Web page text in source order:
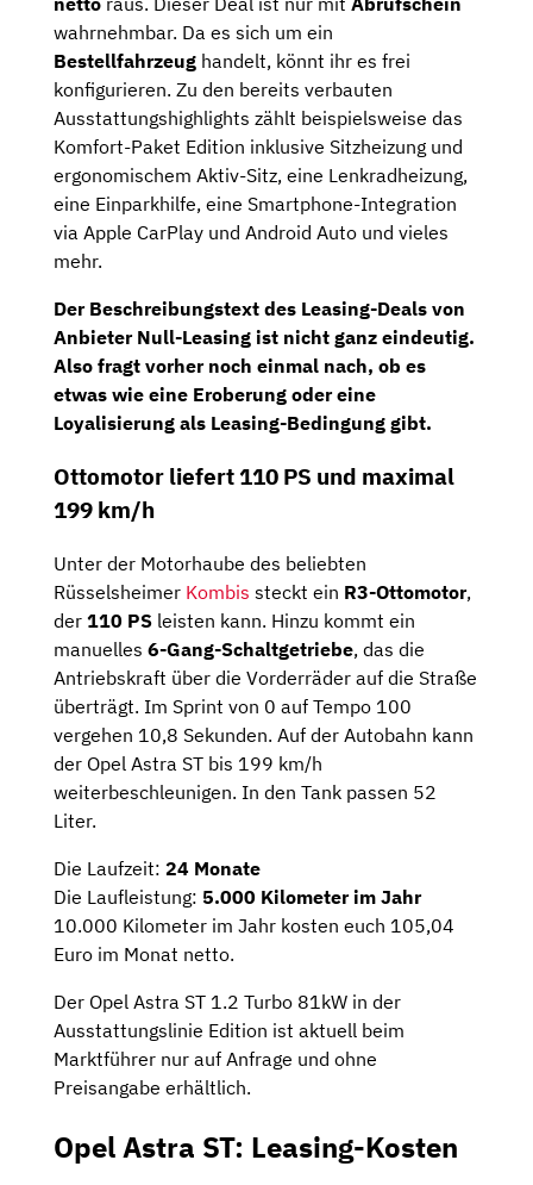
wahrnehmbar. Da es sich um ein
Bestellfahrzeug handelt, könnt ihr es frei
konfigurieren. Zu den bereits verbauten
Ausstattungshighlights zählt beispielsweise das
Komfort-Paket Edition inklusive Sitzheizung und
ergonomischem Aktiv-Sitz, eine Lenkradheizung,
eine Einparkhilfe, eine Smartphone-Integration
via Apple CarPlay und Android Auto und vieles
mehr.
Der Beschreibungstext des Leasing-Deals von
Anbieter Null-Leasing ist nicht ganz eindeutig.
Also fragt vorher noch einmal nach, ob es
etwas wie eine Eroberung oder eine
Loyalisierung als Leasing-Bedingung gibt.
Ottomotor liefert 110 PS und maximal
199 km/h
Unter der Motorhaube des beliebten
Rüsselsheimer Kombis steckt ein R3-Ottomotor,
der 110 PS leisten kann. Hinzu kommt ein
manuelles 6-Gang-Schaltgetriebe, das die
Antriebskraft über die Vorderräder auf die Straße
überträgt. Im Sprint von 0 auf Tempo 100
vergehen 10,8 Sekunden. Auf der Autobahn kann
der Opel Astra ST bis 199 km/h
weiterbeschleunigen. In den Tank passen 52
Liter.
Die Laufzeit: 24 Monate
Die Laufleistung: 5.000 Kilometer im Jahr
10.000 Kilometer im Jahr kosten euch 105,04
Euro im Monat netto.
Der Opel Astra ST 1.2 Turbo 81kW in der
Ausstattungslinie Edition ist aktuell beim
Marktführer nur auf Anfrage und ohne
Preisangabe erhältlich.
Opel Astra ST: Leasing-Kosten